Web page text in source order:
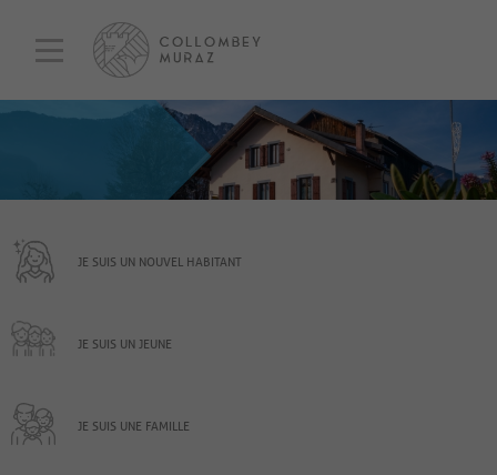
JE SUIS UN NOUVEL HABITANT
JE SUIS UN JEUNE
JE SUIS UNE FAMILLE